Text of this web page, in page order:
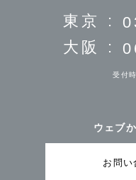
東京 :
大阪 :
受付
ウェブ
お問い